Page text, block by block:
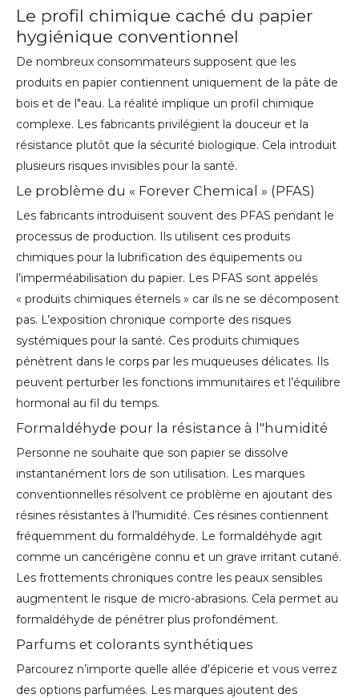
Le profil chimique caché du papier
hygiénique conventionnel
De nombreux consommateurs supposent que les
produits en papier contiennent uniquement de la pâte de
bois et de l"eau. La réalité implique un profil chimique
complexe. Les fabricants privilégient la douceur et la
résistance plutôt que la sécurité biologique. Cela introduit
plusieurs risques invisibles pour la santé.
Le problème du « Forever Chemical » (PFAS)
Les fabricants introduisent souvent des PFAS pendant le
processus de production. Ils utilisent ces produits
chimiques pour la lubrification des équipements ou
l’imperméabilisation du papier. Les PFAS sont appelés
« produits chimiques éternels » car ils ne se décomposent
pas. L’exposition chronique comporte des risques
systémiques pour la santé. Ces produits chimiques
pénètrent dans le corps par les muqueuses délicates. Ils
peuvent perturber les fonctions immunitaires et l’équilibre
hormonal au fil du temps.
Formaldéhyde pour la résistance à l"humidité
Personne ne souhaite que son papier se dissolve
instantanément lors de son utilisation. Les marques
conventionnelles résolvent ce problème en ajoutant des
résines résistantes à l’humidité. Ces résines contiennent
fréquemment du formaldéhyde. Le formaldéhyde agit
comme un cancérigène connu et un grave irritant cutané.
Les frottements chroniques contre les peaux sensibles
augmentent le risque de micro-abrasions. Cela permet au
formaldéhyde de pénétrer plus profondément.
Parfums et colorants synthétiques
Parcourez n’importe quelle allée d’épicerie et vous verrez
des options parfumées. Les marques ajoutent des